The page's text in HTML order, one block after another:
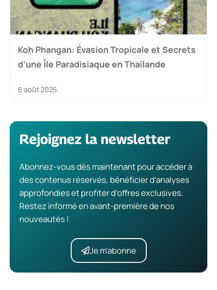
Koh Phangan: Évasion Tropicale et Secrets
d’une Île Paradisiaque en Thaïlande
6 août 2025
Rejoignez la newsletter
Abonnez-vous dès maintenant pour accéder à
des contenus réservés, bénéficier d’analyses
approfondies et profiter d’offres exclusives.
Restez informé en avant-première de nos
nouveautés !
Je m'abonne